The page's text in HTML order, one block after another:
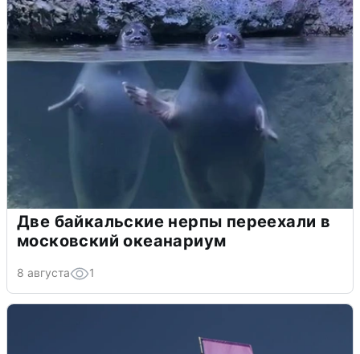
Две байкальские нерпы переехали в
московский океанариум
8 августа 1